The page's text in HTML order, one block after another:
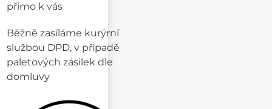
přímo k vás
Běžně zasíláme kurýrní
službou DPD, v případě
paletových zásilek dle
domluvy